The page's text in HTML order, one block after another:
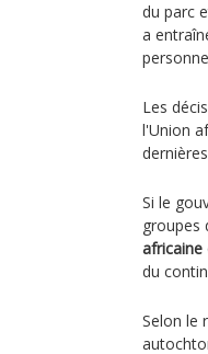
du parc
a
Les
l'Union
Si le
groupes
africaine
du
Selon le